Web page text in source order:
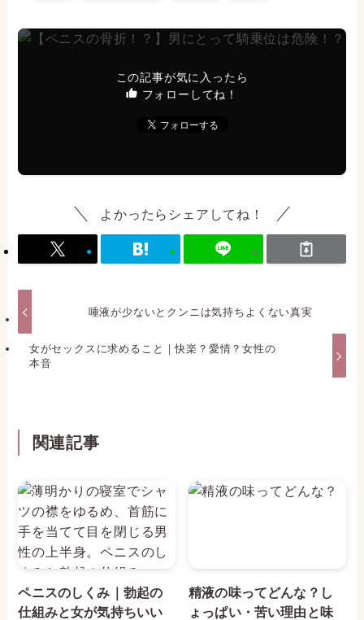
この記事が気に入ったら
フォローしてね！
よかったらシェアしてね！
唾液が少ないとクンニは気持ちよくない真実
女がセックスに求めること｜快楽？愛情？女性の
本音
関連記事
ペニスのしくみ｜勃起の
仕組みと女が気持ちいい
精液の味ってどんな？し
ょっぱい・苦い理由と味